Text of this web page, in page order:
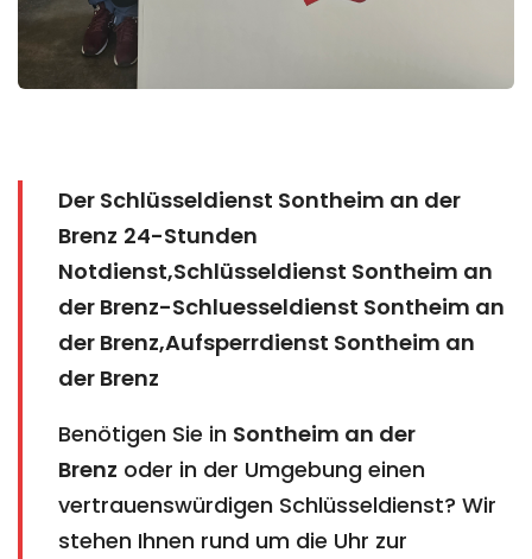
Der Schlüsseldienst Sontheim an der
Brenz 24-Stunden
Notdienst,Schlüsseldienst Sontheim an
der Brenz-Schluesseldienst Sontheim an
der Brenz,Aufsperrdienst Sontheim an
der Brenz
Benötigen Sie in Sontheim an der
Brenz oder in der Umgebung einen
vertrauenswürdigen Schlüsseldienst? Wir
stehen Ihnen rund um die Uhr zur